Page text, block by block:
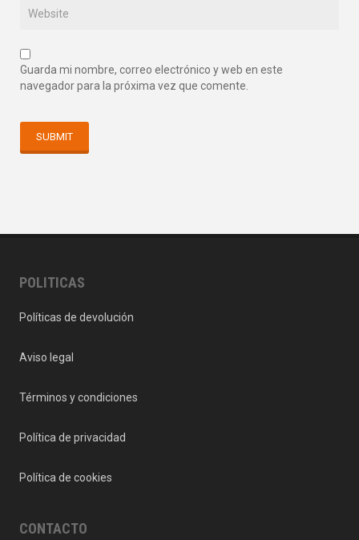
Guarda mi nombre, correo electrónico y web en este
navegador para la próxima vez que comente.
POLITICAS
Políticas de devolución
Aviso legal
Términos y condiciones
Política de privacidad
Política de cookies
CONTACTO